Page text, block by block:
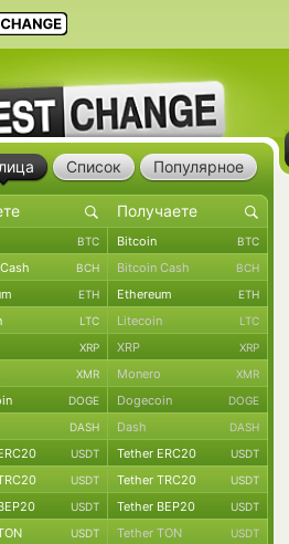
Список Популярное
BTC Bitcoin BTC
BCH Bitcoin Cash BCH
ETH Ethereum ETH
LTC Litecoin LTC
XRP XRP XRP
XMR Monero XMR
DOGE Dogecoin DOGE
DASH Dash DASH
USDT Tether ERC20 USDT
USDT Tether TRC20 USDT
USDT Tether BEP20 USDT
USDT Tether TON USDT